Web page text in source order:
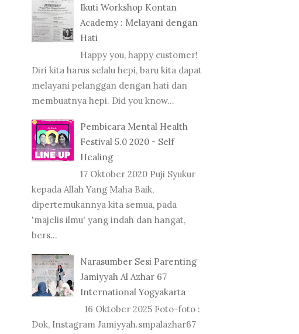
Ikuti Workshop Kontan
Academy : Melayani dengan
Hati
Happy you, happy customer!
Diri kita harus selalu hepi, baru kita dapat
melayani pelanggan dengan hati dan
membuatnya hepi. Did you know...
Pembicara Mental Health
Festival 5.0 2020 - Self
Healing
17 Oktober 2020 Puji Syukur
kepada Allah Yang Maha Baik,
dipertemukannya kita semua, pada
'majelis ilmu' yang indah dan hangat,
bers...
Narasumber Sesi Parenting
Jamiyyah Al Azhar 67
International Yogyakarta
16 Oktober 2025 Foto-foto :
Dok, Instagram Jamiyyah.smpalazhar67